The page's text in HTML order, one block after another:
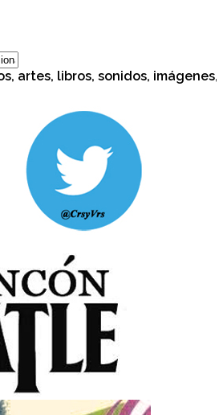
libros, sonidos, imágenes,